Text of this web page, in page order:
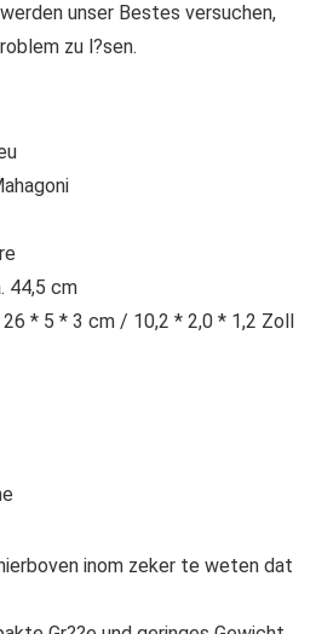
unser Bestes versuchen,
zu l?sen.
44,5 cm
* 5 * 3 cm / 10,2 * 2,0 * 1,2 Zoll
inom zeker te weten dat